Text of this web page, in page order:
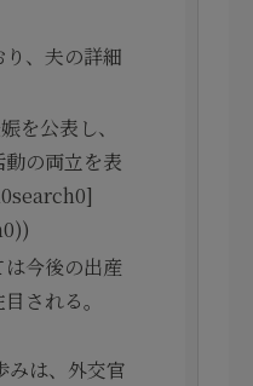
、夫の詳細
を公表し、
の両立を表
今後の出産
される。
みは、外交官